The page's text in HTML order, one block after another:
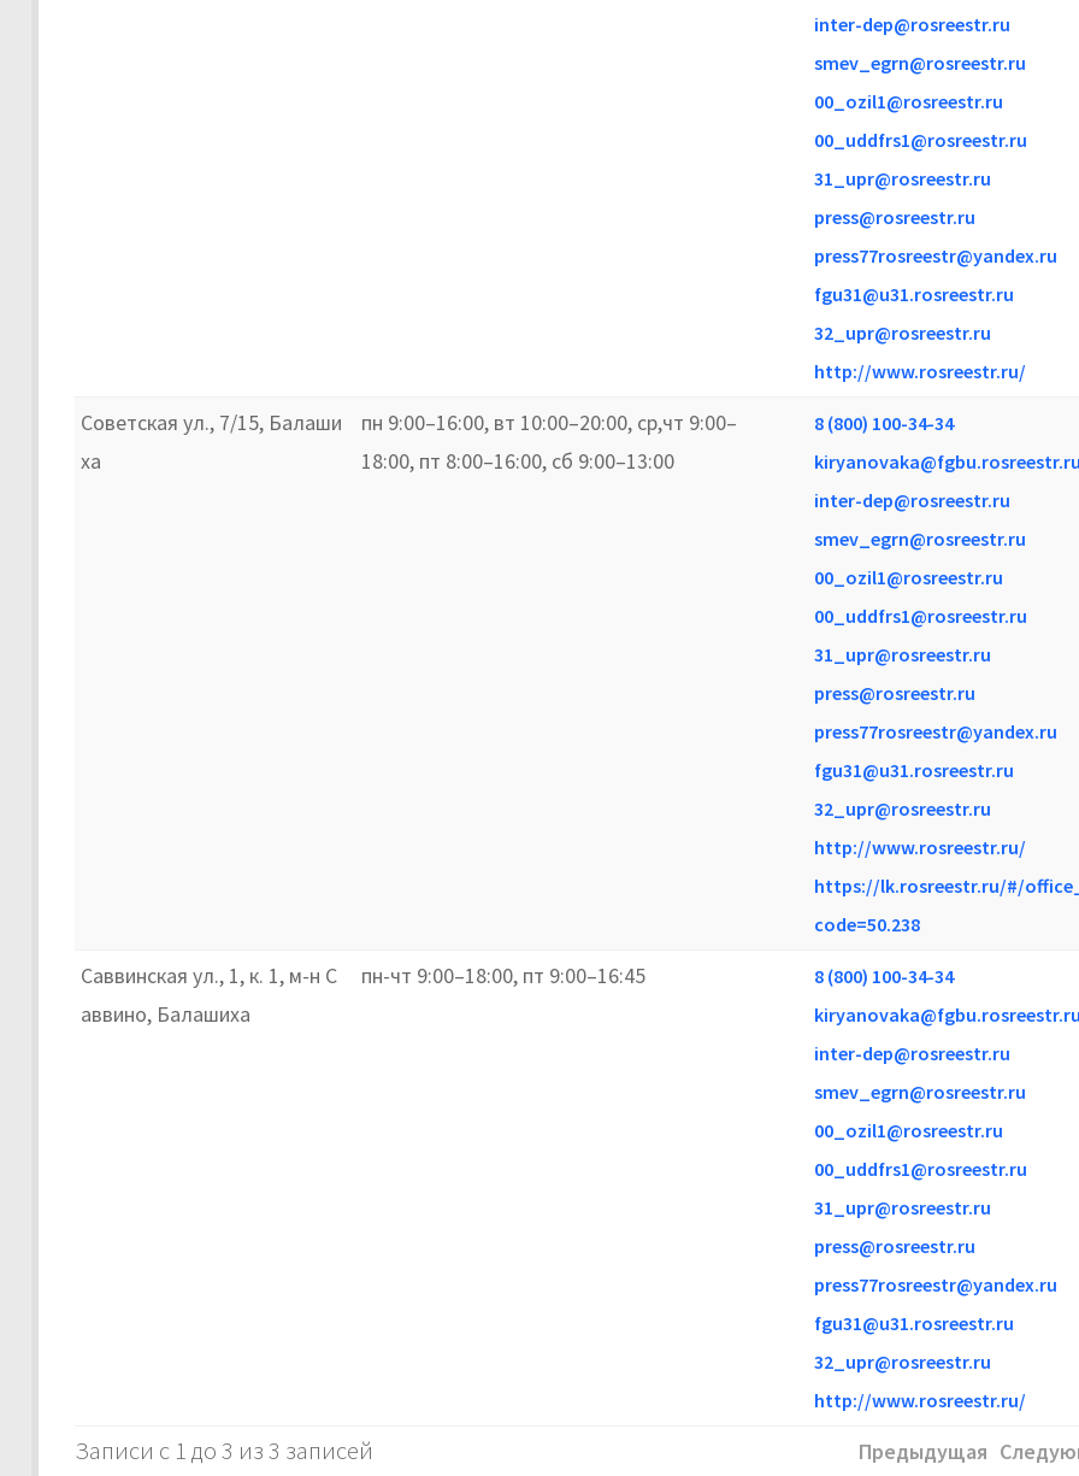
inter-dep@rosreestr.ru
smev_egrn@rosreestr.ru
00_ozil1@rosreestr.ru
00_uddfrs1@rosreestr.ru
31_upr@rosreestr.ru
press@rosreestr.ru
press77rosreestr@yandex.ru
fgu31@u31.rosreestr.ru
32_upr@rosreestr.ru
http://www.rosreestr.ru/
Советская ул., 7/15, Балаши
ха
пн 9:00–16:00, вт 10:00–20:00, ср,чт 9:00–
18:00, пт 8:00–16:00, сб 9:00–13:00
8 (800) 100-34-34
inter-dep@rosreestr.ru
smev_egrn@rosreestr.ru
00_ozil1@rosreestr.ru
00_uddfrs1@rosreestr.ru
31_upr@rosreestr.ru
press@rosreestr.ru
press77rosreestr@yandex.ru
fgu31@u31.rosreestr.ru
32_upr@rosreestr.ru
http://www.rosreestr.ru/
https://lk.rosreestr.ru/#/
code=50.238
Саввинская ул., 1, к. 1, м-н С
аввино, Балашиха
пн-чт 9:00–18:00, пт 9:00–16:45
8 (800) 100-34-34
inter-dep@rosreestr.ru
smev_egrn@rosreestr.ru
00_ozil1@rosreestr.ru
00_uddfrs1@rosreestr.ru
31_upr@rosreestr.ru
press@rosreestr.ru
press77rosreestr@yandex.ru
fgu31@u31.rosreestr.ru
32_upr@rosreestr.ru
http://www.rosreestr.ru/
Записи с 1 до 3 из 3 записей Предыдущая